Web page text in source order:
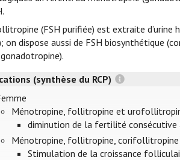
(FSH purifiée) est extraite
on dispose aussi de FSH biosynthétique
(synthèse du RCP)
Ménotropine, follitropine et
diminution de la fertilité consécutive
Ménotropine, follitropine,
Stimulation de la croissance